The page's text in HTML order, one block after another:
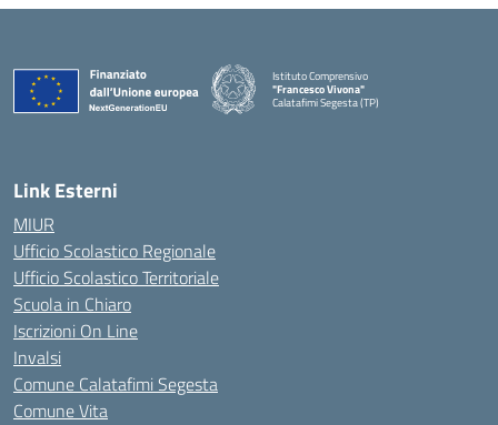
Istituto Comprensivo
"Francesco Vivona"
Calatafimi Segesta (TP)
— Visita la pagina iniziale della scuola
Link Esterni
MIUR
Ufficio Scolastico Regionale
Ufficio Scolastico Territoriale
Scuola in Chiaro
Iscrizioni On Line
Invalsi
Comune Calatafimi Segesta
Comune Vita